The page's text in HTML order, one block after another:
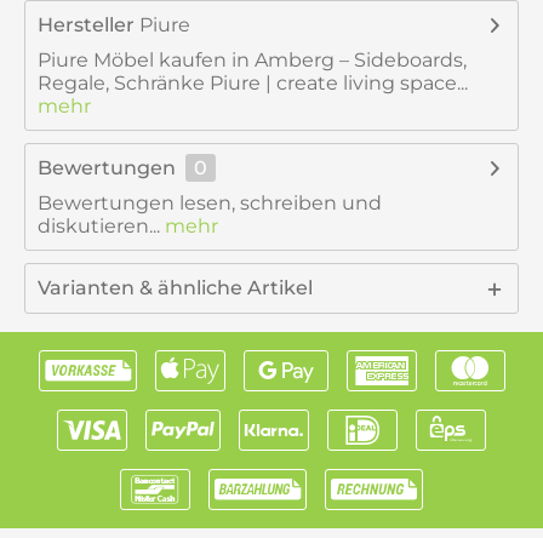
Hersteller Piure
Piure Möbel kaufen in Amberg – Sideboards,
Regale, Schränke Piure | create living space...
mehr
Bewertungen
0
Bewertungen lesen, schreiben und
diskutieren... mehr
Varianten & ähnliche Artikel